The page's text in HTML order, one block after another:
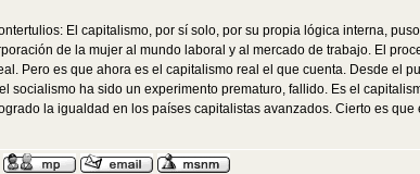
El capitalismo, por sí solo, por su propia lógica interna,
de la mujer al mundo laboral y al mercado de trabajo. El
Pero es que ahora es el capitalismo real el que cuenta. Desde el
socialismo ha sido un experimento prematuro, fallido. Es el
la igualdad en los países capitalistas avanzados. Cierto es